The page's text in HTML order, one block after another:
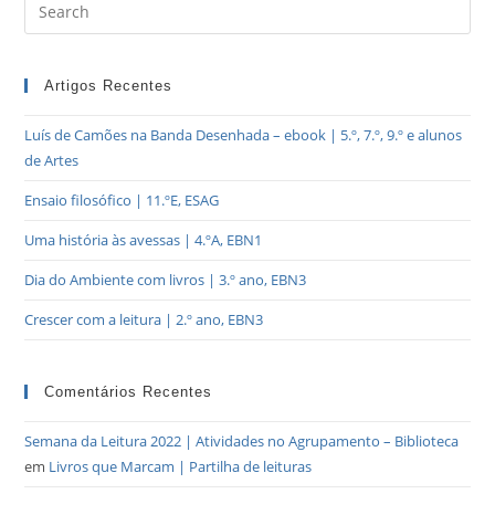
Artigos Recentes
Luís de Camões na Banda Desenhada – ebook | 5.º, 7.º, 9.º e alunos
de Artes
Ensaio filosófico | 11.ºE, ESAG
Uma história às avessas | 4.ºA, EBN1
Dia do Ambiente com livros | 3.º ano, EBN3
Crescer com a leitura | 2.º ano, EBN3
Comentários Recentes
Semana da Leitura 2022 | Atividades no Agrupamento – Biblioteca
em Livros que Marcam | Partilha de leituras